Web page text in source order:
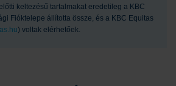
keltezésű tartalmakat eredetileg a KBC
Fióktelepe állította össze, és a KBC Equitas
) voltak elérhetőek.